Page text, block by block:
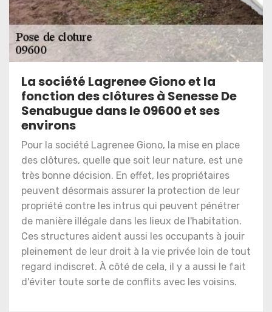
La société Lagrenee Giono et la
fonction des clôtures à Senesse De
Senabugue dans le 09600 et ses
environs
Pour la société Lagrenee Giono, la mise en place
des clôtures, quelle que soit leur nature, est une
très bonne décision. En effet, les propriétaires
peuvent désormais assurer la protection de leur
propriété contre les intrus qui peuvent pénétrer
de manière illégale dans les lieux de l'habitation.
Ces structures aident aussi les occupants à jouir
pleinement de leur droit à la vie privée loin de tout
regard indiscret. À côté de cela, il y a aussi le fait
d'éviter toute sorte de conflits avec les voisins.